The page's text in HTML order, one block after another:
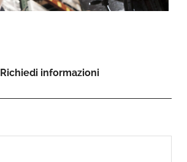
Richiedi informazioni